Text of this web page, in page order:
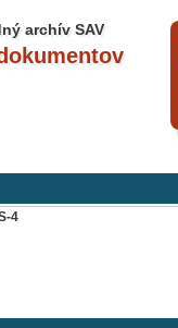
archív SAV
4